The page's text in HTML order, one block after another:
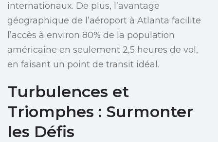
internationaux. De plus, l’avantage
géographique de l’aéroport à Atlanta facilite
l’accès à environ 80% de la population
américaine en seulement 2,5 heures de vol,
en faisant un point de transit idéal.
Turbulences et
Triomphes : Surmonter
les Défis